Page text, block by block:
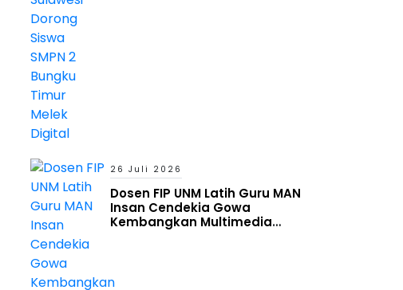
26 Juli 2026
Dosen FIP UNM Latih Guru MAN
Insan Cendekia Gowa
Kembangkan Multimedia